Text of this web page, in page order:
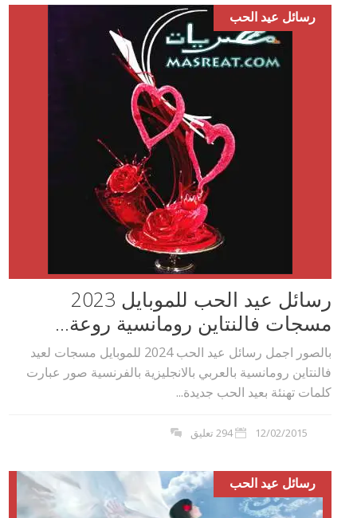
رسائل عيد الحب
رسائل عيد الحب للموبايل 2023
مسجات فالنتاين رومانسية روعة...
بالصور اجمل رسائل عيد الحب 2024 للموبايل مسجات لعيد
فالنتاين رومانسية بالعربي بالانجليزية بالفرنسية صور عبارت
كلمات تهنئة بعيد الحب جديدة...
12/02/2015 294 تعليق
رسائل عيد الحب